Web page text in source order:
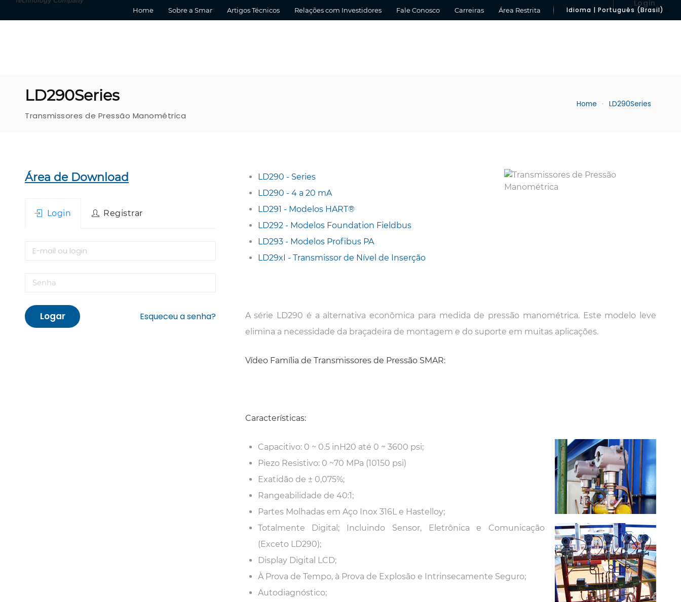
Home Sobre a Smar Artigos Técnicos Relações com Investidores Fale Conosco Carreiras Área Restrita Idioma | Português (Brasil)
Login
LD290Series
Transmissores de Pressão Manométrica
Home LD290Series
LD290 - Series
LD290 - 4 a 20 mA
LD291 - Modelos HART®
LD292 - Modelos Foundation Fieldbus
LD293 - Modelos Profibus PA
LD29xI - Transmissor de Nível de Inserção
A série LD290 é a alternativa econômica para medida de pressão manométrica. Este modelo leve
elimina a necessidade da braçadeira de montagem e do suporte em muitas aplicações.
Vídeo Família de Transmissores de Pressão SMAR:
Características:
Capacitivo: 0 ~ 0.5 inH20 até 0 ~ 3600 psi;
Piezo Resistivo: 0 ~70 MPa (10150 psi)
Exatidão de ± 0,075%;
Rangeabilidade de 40:1;
Partes Molhadas em Aço Inox 316L e Hastelloy;
Totalmente Digital; Incluindo Sensor, Eletrônica e Comunicação
(Exceto LD290);
Display Digital LCD;
À Prova de Tempo, à Prova de Explosão e Intrinsecamente Seguro;
Autodiagnóstico;
Área de Download
Login Registrar
Logar Esqueceu a senha?